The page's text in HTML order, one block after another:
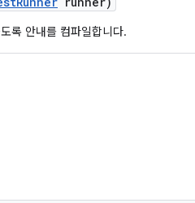
록 안내를 컴파일합니다.